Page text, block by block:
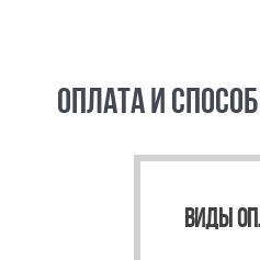
ОПЛАТА И
ВИДЫ